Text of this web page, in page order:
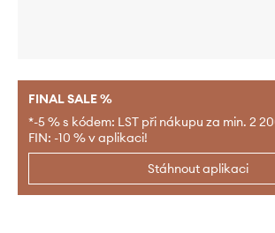
FINAL SALE %
*-5 % s kódem: LST při nákupu za min. 2
FIN: -10 % v aplikaci!
Stáhnout aplikaci